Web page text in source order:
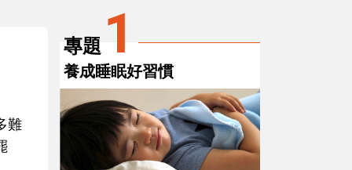
難
專題 1
養成睡眠好習慣